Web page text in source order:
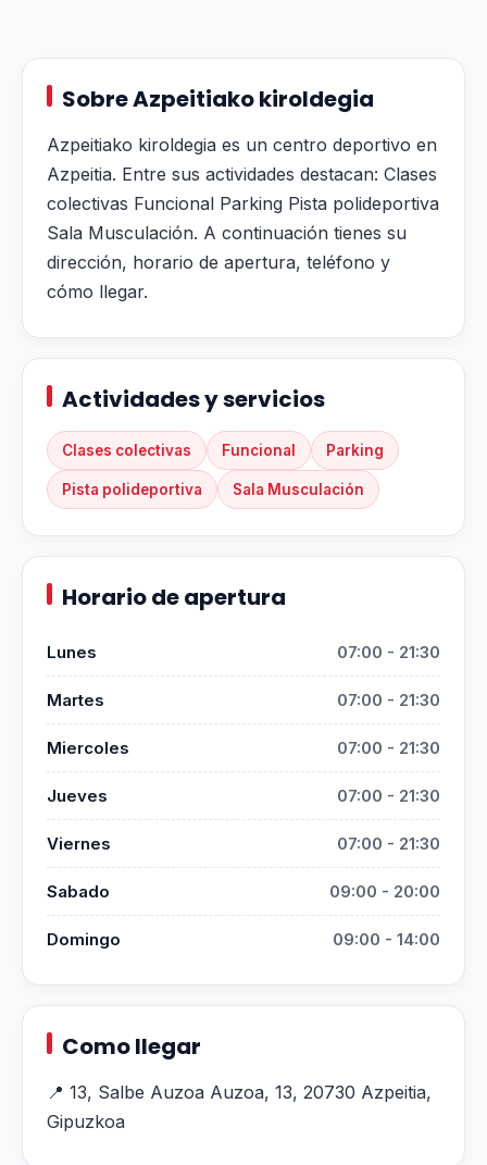
Sobre Azpeitiako kiroldegia
Azpeitiako kiroldegia es un centro deportivo en
Azpeitia. Entre sus actividades destacan: Clases
colectivas Funcional Parking Pista polideportiva
Sala Musculación. A continuación tienes su
dirección, horario de apertura, teléfono y
cómo llegar.
Actividades y servicios
Clases colectivas Funcional Parking
Pista polideportiva Sala Musculación
Horario de apertura
Lunes 07:00 - 21:30
Martes 07:00 - 21:30
Miercoles 07:00 - 21:30
Jueves 07:00 - 21:30
Viernes 07:00 - 21:30
Sabado 09:00 - 20:00
Domingo 09:00 - 14:00
Como llegar
📍 13, Salbe Auzoa Auzoa, 13, 20730 Azpeitia,
Gipuzkoa